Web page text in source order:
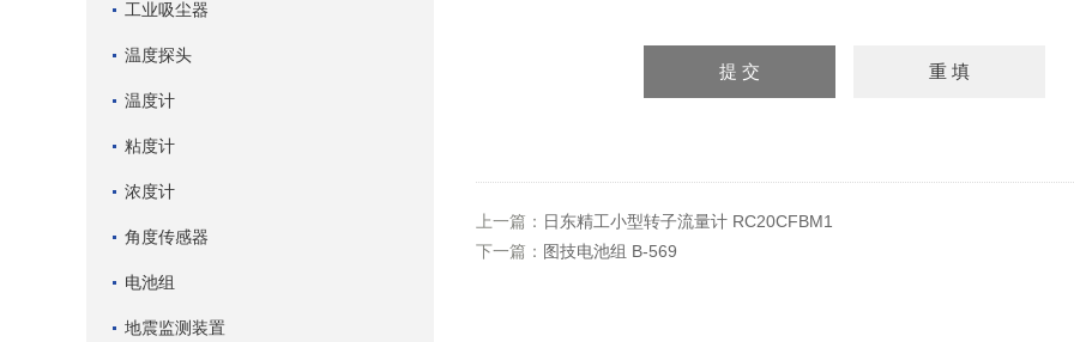
工业吸尘器
温度探头
温度计
粘度计
浓度计
角度传感器
电池组
地震监测装置
上一篇： 日东精工小型转子流量计 RC20CFBM1
下一篇： 图技电池组 B-569